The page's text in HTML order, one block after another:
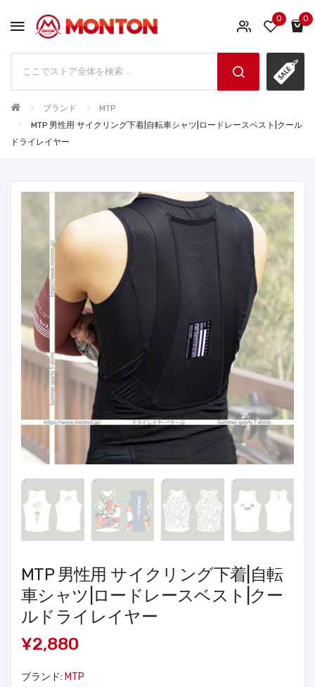
0 0
ブランド
MTP
MTP 男性用 サイクリング下着|自転車シャツ|ロードレースベスト|クール
ドライレイヤー
MTP 男性用 サイクリング下着|自転
車シャツ|ロードレースベスト|クー
ルドライレイヤー
¥2,880
ブランド: MTP